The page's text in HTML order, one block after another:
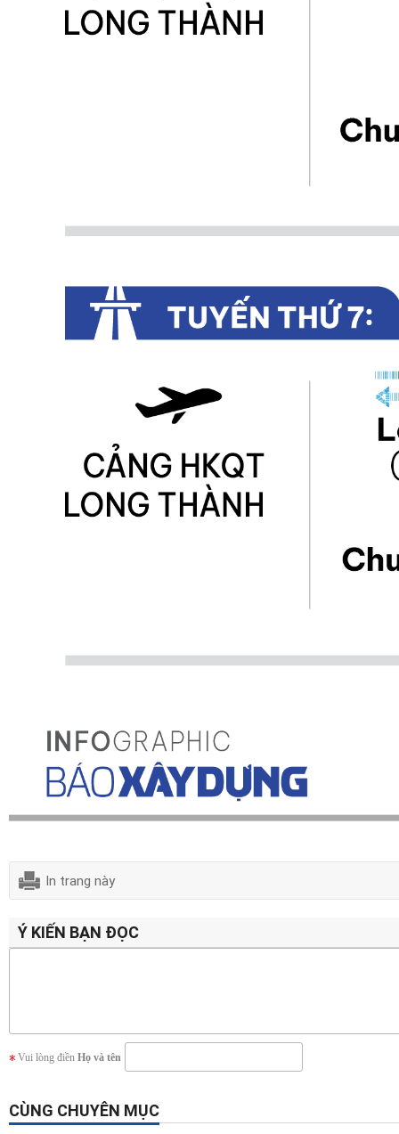
In trang này
Ý KIẾN BẠN ĐỌC
Vui lòng điền Họ và tên
CÙNG CHUYÊN MỤC